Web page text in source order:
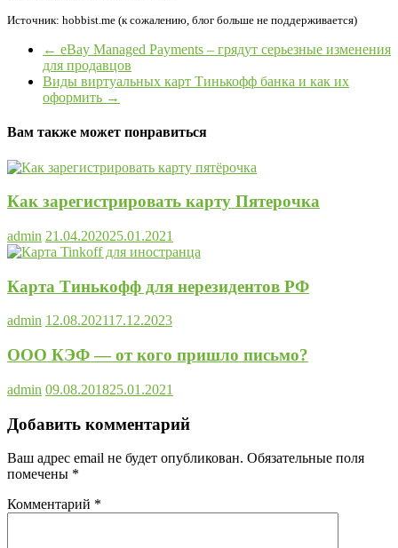
Источник: hobbist.me (к сожалению, блог больше не поддерживается)
← eBay Managed Payments – грядут серьезные изменения
для продавцов
Виды виртуальных карт Тинькофф банка и как их
оформить →
Вам также может понравиться
Как зарегистрировать карту Пятерочка
admin 21.04.202025.01.2021
Карта Тинькофф для нерезидентов РФ
admin 12.08.202117.12.2023
ООО КЭФ — от кого пришло письмо?
admin 09.08.201825.01.2021
Добавить комментарий
Ваш адрес email не будет опубликован. Обязательные поля
помечены *
Комментарий *